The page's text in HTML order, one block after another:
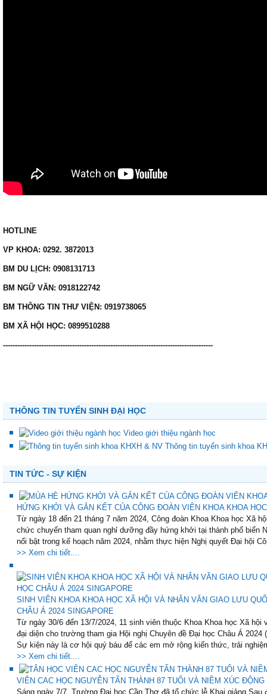
HOTLINE
VP KHOA: 0292. 3872013
BM DU LỊCH: 0908131713
BM NGỮ VĂN: 0918122742
BM THÔNG TIN THƯ VIỆN: 0919738065
BM XÃ HỘI HỌC: 0899510288
----------------------------------------------------------------------------------------
THÔNG TIN TUYỂN SINH ĐẠI HỌC
Video giới thiệu ngành học
Thông tin tuyển sinh khoa
TIN TỨC - SỰ KIỆN
HỨNG KHỞI VÀ GẮN KẾT CỦA CÔNG ĐOÀN VIÊN KHOA KHOA
Từ ngày 18 đến 21 tháng 7 năm 2024, Công đoàn Khoa Khoa học Xã
chức chuyến tham quan nghỉ dưỡng đầy hứng khởi tại thành phố biển
nổi bật trong kế hoạch năm 2024, nhằm thực hiện Nghị quyết Đại hội
>> Xem chi tiết....
SINH VIÊN KHOA KHOA HỌC XÃ HỘI VÀ NHÂN VĂN GIAO LƯU
CHÂU Á 2024 SINGAPORE
Từ ngày 30/6 đến 13/7/2024, 11 sinh viên thuộc Khoa Khoa học Xã
đại diện cho trường tham gia Hội nghị Chuyên đề Đại học Châu Á
Sự kiện này là cơ hội quý báu để các em mở rộng kiến thức, trải
>> Xem chi tiết....
VIÊN CAC HỌC NGUYỄN TẤN THÀNH 87 TUỔI VÀ NIỀM XÚC
Sáng ngày 7/7, Trường Đại học Cần Thơ đã tổ chức lễ Khai giảng Sau